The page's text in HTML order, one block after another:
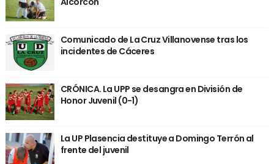
Comunicado de La Cruz Villanovense tras los
incidentes de Cáceres
CRÓNICA. La UPP se desangra en División de
Honor Juvenil (0-1)
La UP Plasencia destituye a Domingo Terrón al
frente del juvenil